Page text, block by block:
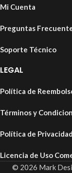
Mi Cuenta
Preguntas
Soporte Técnico
LEGAL
Política de
Términos y
Política de Privacidad
Licencia de Uso
© 2026 Mark